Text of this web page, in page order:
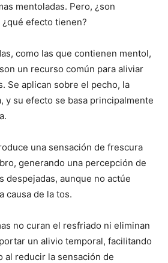
mentoladas. Pero, ¿son
efecto tienen?
como las que contienen mentol,
un recurso común para aliviar
Se aplican sobre el pecho, la
y su efecto se basa principalmente
una sensación de frescura
generando una percepción de
despejadas, aunque no actúe
causa de la tos.
no curan el resfriado ni eliminan
un alivio temporal, facilitando
al reducir la sensación de